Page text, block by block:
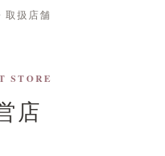
取扱店舗
STORE
店